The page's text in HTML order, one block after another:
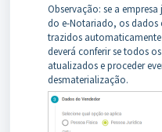
Observação: se a
do e-Notariado, os dados
trazidos
deverá conferir se todos
atualizados e proceder
desmaterialização.